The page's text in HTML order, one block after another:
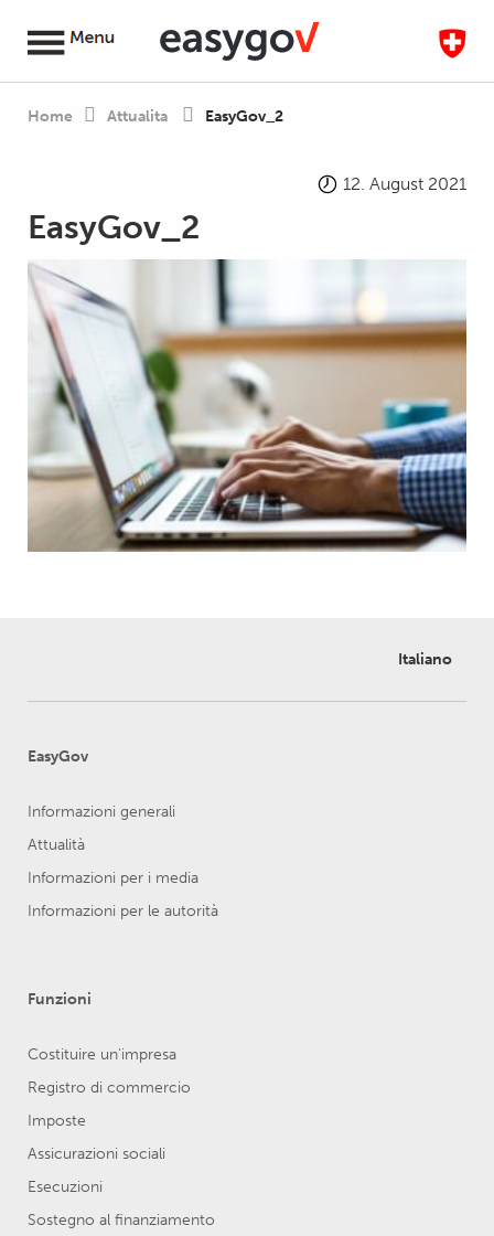
Home Attualita EasyGov_2
12. August 2021
EasyGov_2
Italiano
EasyGov
Informazioni generali
Attualità
Informazioni per i media
Informazioni per le autorità
Funzioni
Costituire un'impresa
Registro di commercio
Imposte
Assicurazioni sociali
Esecuzioni
Sostegno al finanziamento